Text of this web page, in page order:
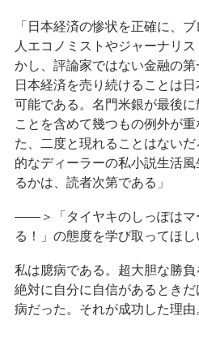
「日本経済の惨状を正確に、
人エコノミストやジャーナリ
かし、評論家ではない金融の
日本経済を売り続けることは
可能である。名門米銀が最後
ことを含めて幾つもの例外が
た、二度と現れることはない
的なディーラーの私小説生活
るかは、読者次第である」
――＞「タイヤキのしっぽはマ
る！」の態度を学び取ってほし
私は臆病である。超大胆な勝
絶対に自分に自信があるとき
病だった。それが成功した理由